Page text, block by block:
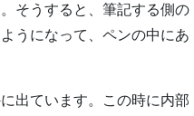
そうすると、筆記する側の
うになって、ペンの中にあ
出ています。この時に内部